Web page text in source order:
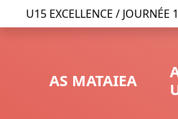
U15 EXCELLENCE / JOURNÉE 1
AS MATAIEA